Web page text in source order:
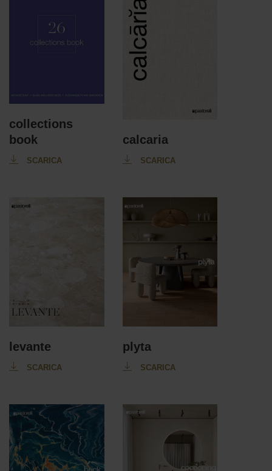
collections
book
SCARICA
calcaria
SCARICA
levante
SCARICA
plyta
SCARICA